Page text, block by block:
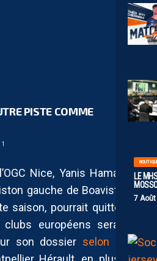
LE
7
PISTE COMME
1
Nice, Yanis Hamache
gauche de Boavista et
saison, pourrait quitter le
européens seraient
son dossier selon Foot